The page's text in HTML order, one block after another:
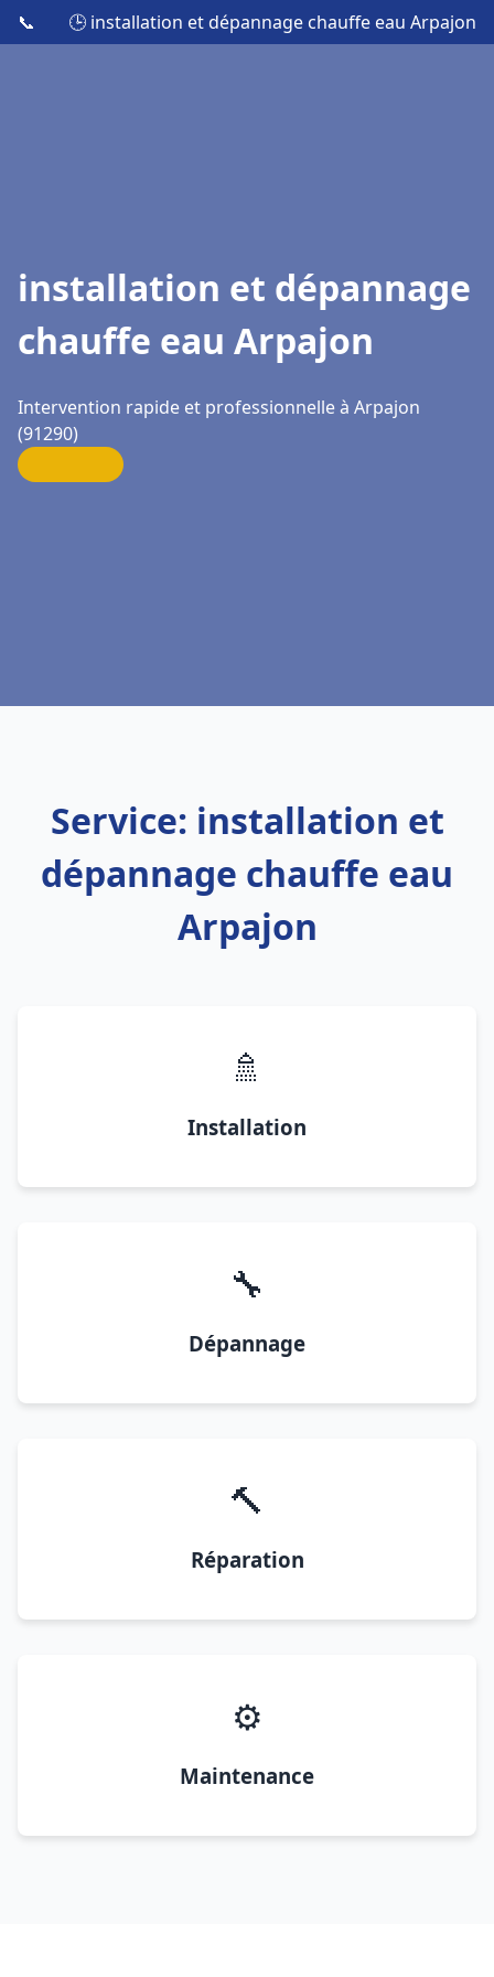
📞 🕒 installation et dépannage chauffe eau Arpajon
installation et dépannage
chauffe eau Arpajon
Intervention rapide et professionnelle à Arpajon
(91290)
Service: installation et
dépannage chauffe eau
Arpajon
🚿
Installation
🔧
Dépannage
🔨
Réparation
⚙️
Maintenance